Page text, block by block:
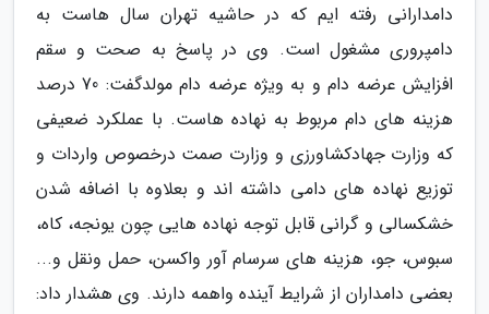
دامدارانی رفته ایم که در حاشیه تهران سال هاست به
دامپروری مشغول است. وی در پاسخ به صحت و سقم
افزایش عرضه دام و به ویژه عرضه دام مولدگفت: 70 درصد
هزینه های دام مربوط به نهاده هاست. با عملکرد ضعیفی
که وزارت جهادکشاورزی و وزارت صمت درخصوص واردات و
توزیع نهاده های دامی داشته اند و بعلاوه با اضافه شدن
خشکسالی و گرانی قابل توجه نهاده هایی چون یونجه، کاه،
سبوس، جو، هزینه های سرسام آور واکسن، حمل ونقل و...
بعضی دامداران از شرایط آینده واهمه دارند. وی هشدار داد: